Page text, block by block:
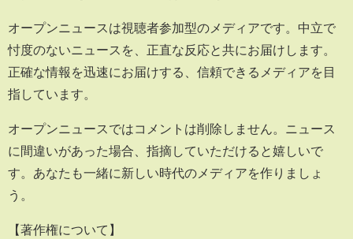
オープンニュースは視聴者参加型のメディアです。中立で
忖度のないニュースを、正直な反応と共にお届けします。
正確な情報を迅速にお届けする、信頼できるメディアを目
指しています。
オープンニュースではコメントは削除しません。ニュース
に間違いがあった場合、指摘していただけると嬉しいで
す。あなたも一緒に新しい時代のメディアを作りましょ
う。
【著作権について】